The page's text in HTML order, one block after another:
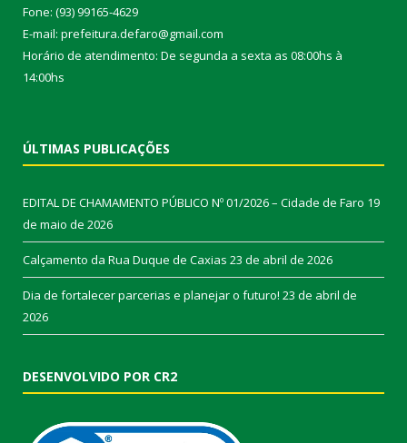
Fone: (93) 99165-4629
E-mail: prefeitura.defaro@gmail.com
Horário de atendimento: De segunda a sexta as 08:00hs à
14:00hs
ÚLTIMAS PUBLICAÇÕES
EDITAL DE CHAMAMENTO PÚBLICO Nº 01/2026 – Cidade de Faro 19
de maio de 2026
Calçamento da Rua Duque de Caxias 23 de abril de 2026
Dia de fortalecer parcerias e planejar o futuro! 23 de abril de
2026
DESENVOLVIDO POR CR2